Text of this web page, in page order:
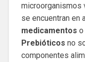
microorganismos
se encuentran en
medicamentos o
Prebióticos no
componentes